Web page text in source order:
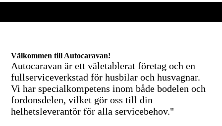
Välkommen till Autocaravan!
Autocaravan är ett väletablerat företag och en
fullserviceverkstad för husbilar och husvagnar.
Vi har specialkompetens inom både bodelen och
fordonsdelen, vilket gör oss till din
helhetsleverantör för alla servicebehov."